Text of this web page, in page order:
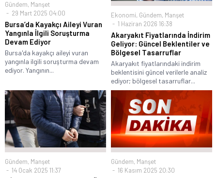
Gündem, Manşet
29 Mart 2025 04:00
Bursa’da Kayakçı Aileyi Vuran
Yangınla İlgili Soruşturma
Devam Ediyor
Bursa'da kayakçı aileyi vuran
yangınla ilgili soruşturma devam
ediyor. Yangının...
Ekonomi, Gündem, Manşet
1 Haziran 2026 16:38
Akaryakıt Fiyatlarında İndirim
Geliyor: Güncel Beklentiler ve
Bölgesel Tasarruflar
Akaryakıt fiyatlarındaki indirim
beklentisini güncel verilerle analiz
ediyor; bölgesel tasarruflar...
Gündem, Manşet
14 Ocak 2025 11:37
Gündem, Manşet
16 Kasım 2025 20:30